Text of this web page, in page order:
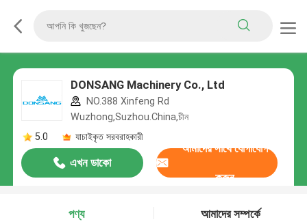
DONSANG Machinery Co., Ltd
NO.388 Xinfeng Rd
Wuzhong,Suzhou.China,চীন
5.0
যাচাইকৃত সরবরাহকারী
এখন ডাকো
আমাদের সাথে যোগাযোগ
করুন
পণ্য আমাদের সম্পর্কে